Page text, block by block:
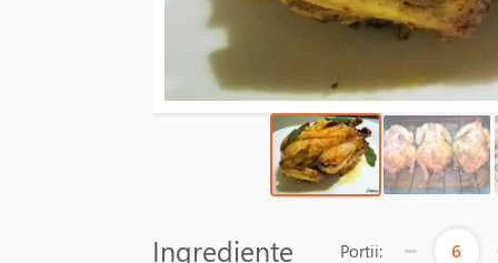
Ingrediente Portii: 6